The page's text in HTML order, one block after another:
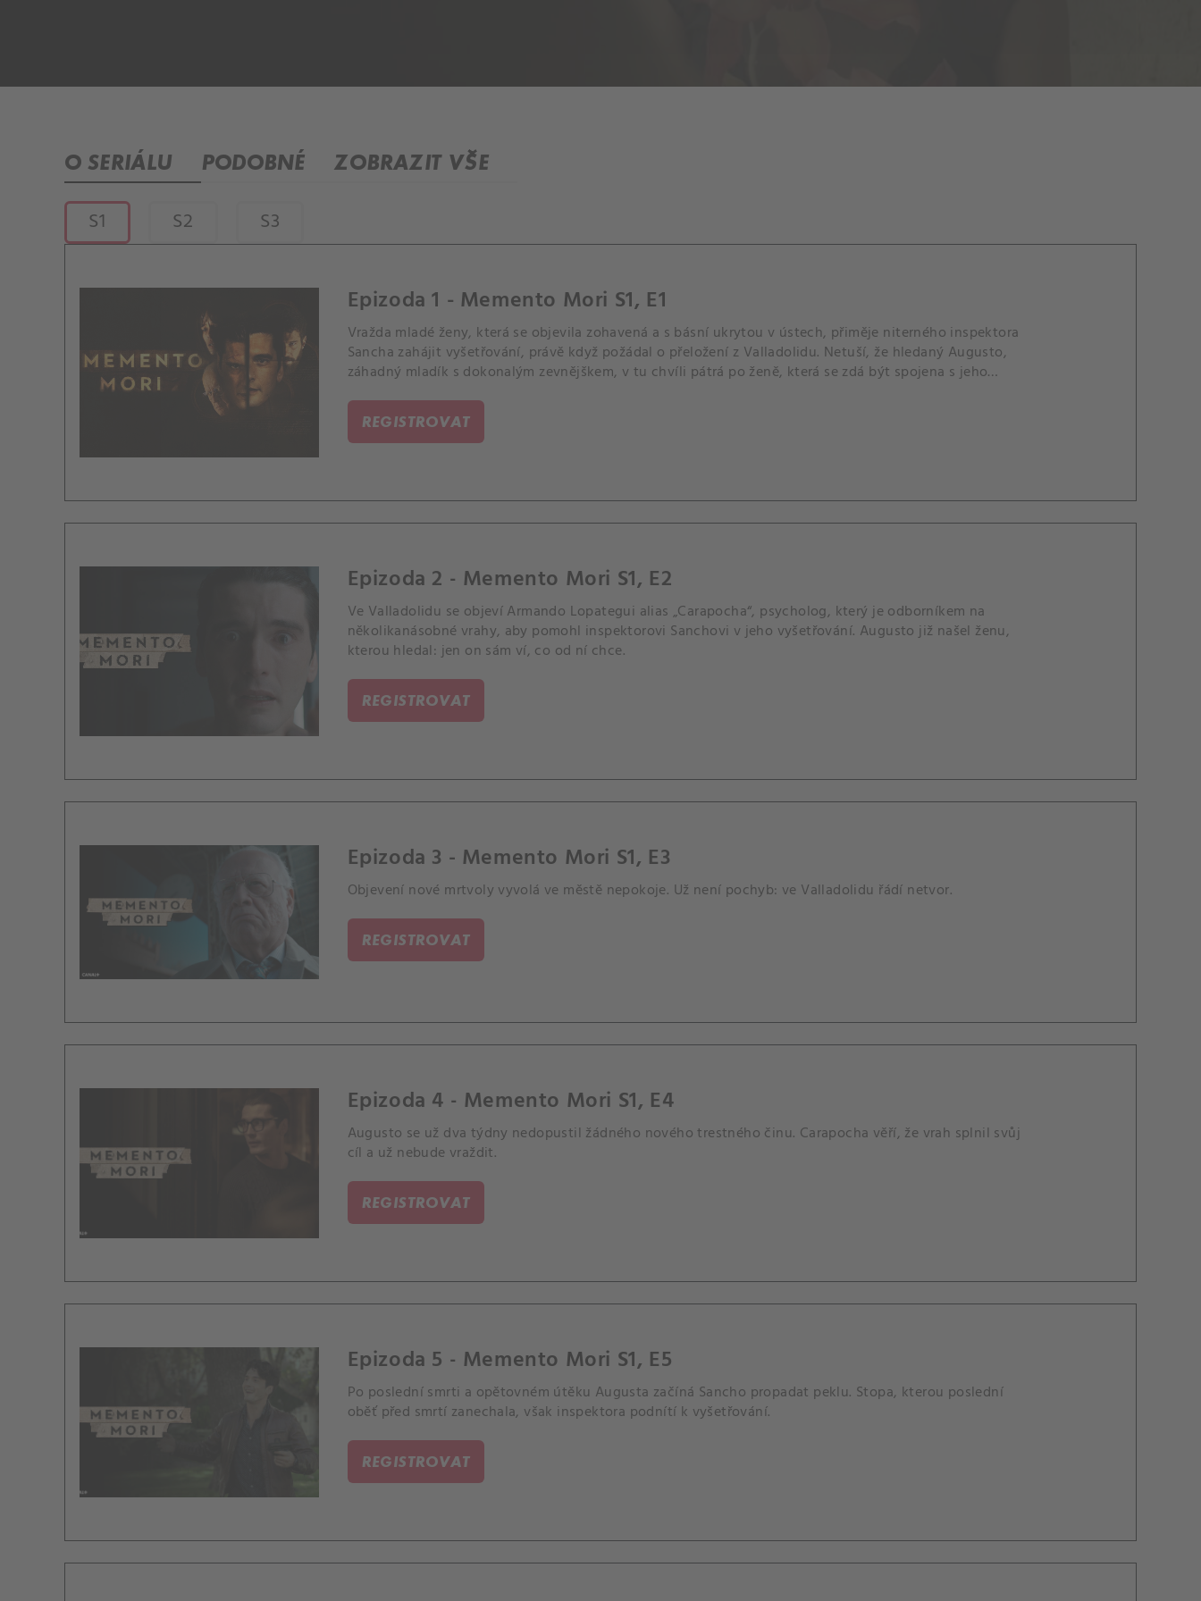
O SERIÁLU PODOBNÉ ZOBRAZIT VŠE
S1 S2 S3
Epizoda 1 - Memento Mori S1, E1
Vražda mladé ženy, která se objevila zohavená a s básní ukrytou v ústech, přiměje niterného inspektora
Sancha zahájit vyšetřování, právě když požádal o přeložení z Valladolidu. Netuší, že hledaný Augusto,
záhadný mladík s dokonalým zevnějškem, v tu chvíli pátrá po ženě, která se zdá být spojena s jeho
REGISTROVAT
Epizoda 2 - Memento Mori S1, E2
Ve Valladolidu se objeví Armando Lopategui alias „Carapocha“, psycholog, který je odborníkem na
několikanásobné vrahy, aby pomohl inspektorovi Sanchovi v jeho vyšetřování. Augusto již našel ženu,
kterou hledal: jen on sám ví, co od ní chce.
REGISTROVAT
Epizoda 3 - Memento Mori S1, E3
Objevení nové mrtvoly vyvolá ve městě nepokoje. Už není pochyb: ve Valladolidu řádí netvor.
REGISTROVAT
Epizoda 4 - Memento Mori S1, E4
Augusto se už dva týdny nedopustil žádného nového trestného činu. Carapocha věří, že vrah splnil svůj
cíl a už nebude vraždit.
REGISTROVAT
Epizoda 5 - Memento Mori S1, E5
Po poslední smrti a opětovném útěku Augusta začíná Sancho propadat peklu. Stopa, kterou poslední
oběť před smrtí zanechala, však inspektora podnítí k vyšetřování.
REGISTROVAT